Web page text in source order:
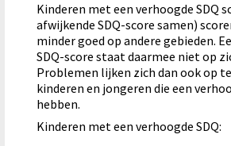
Kinderen met een verhoogde SDQ
afwijkende SDQ-score samen)
minder goed op andere gebieden.
SDQ-score staat daarmee niet op
Problemen lijken zich dan ook op
kinderen en jongeren die een
hebben.
Kinderen met een verhoogde SDQ: